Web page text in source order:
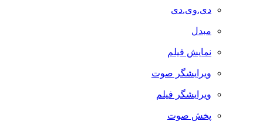
دی.وی.دی
مبدل
نمایش فیلم
ویرایشگر صوت
ویرایشگر فیلم
پخش صوت